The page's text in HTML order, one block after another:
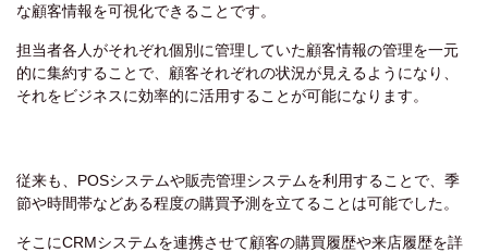
な顧客情報を可視化できることです。
担当者各人がそれぞれ個別に管理していた顧客情報の管理を一元
的に集約することで、顧客それぞれの状況が見えるようになり、
それをビジネスに効率的に活用することが可能になります。
従来も、POSシステムや販売管理システムを利用することで、季
節や時間帯などある程度の購買予測を立てることは可能でした。
そこにCRMシステムを連携させて顧客の購買履歴や来店履歴を詳